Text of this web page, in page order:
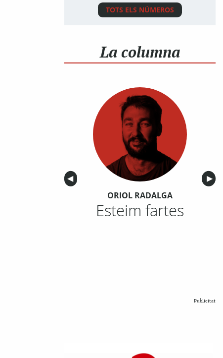
TOTS ELS NÚMEROS
La columna
Anterior
◀︎ ▶︎
ORIOL RADALGA
Esteim fartes
Publicitat